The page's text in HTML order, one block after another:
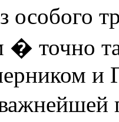
особого
� точно
и